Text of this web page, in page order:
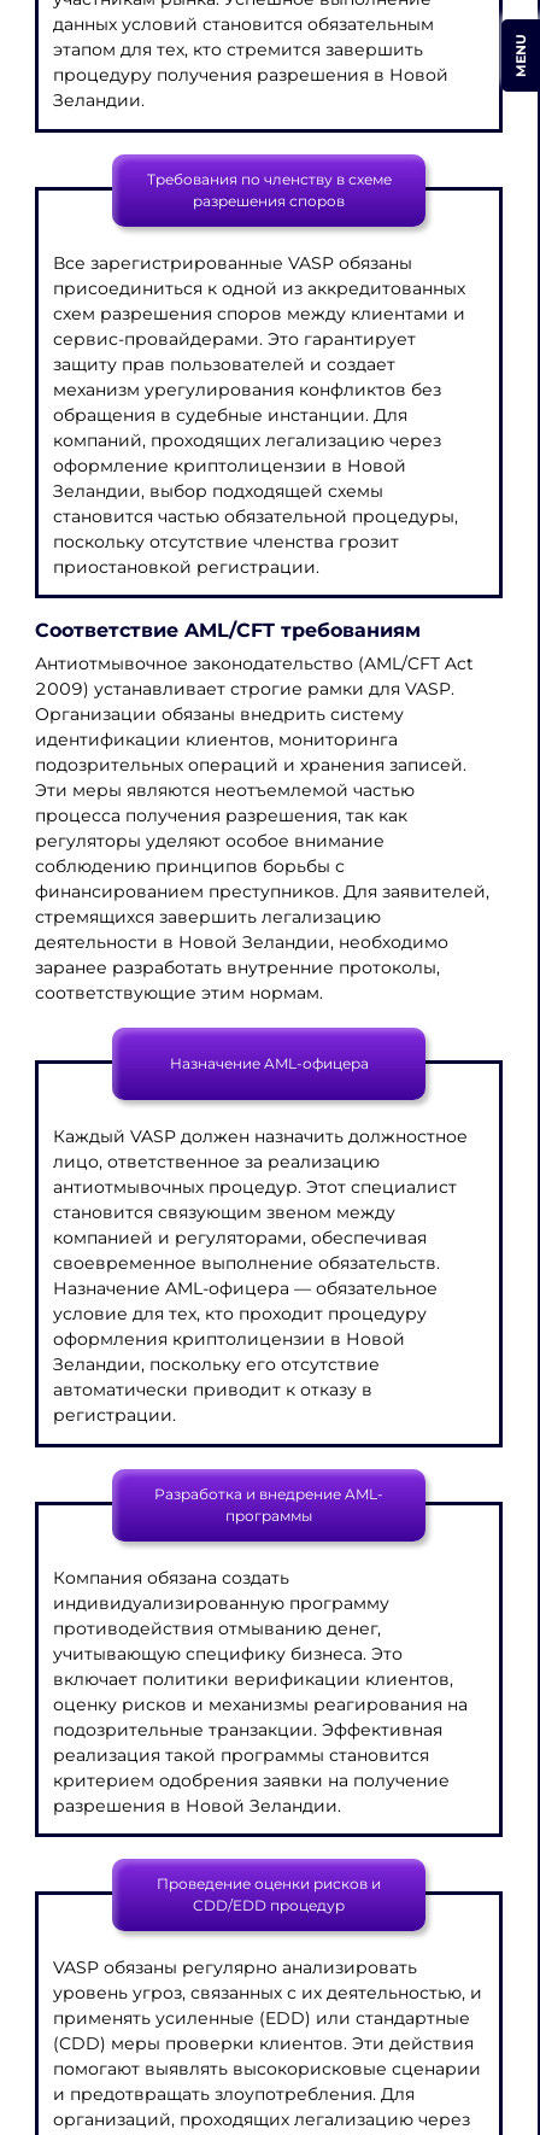
данных условий становится обязательным
этапом для тех, кто стремится завершить
процедуру получения разрешения в Новой
Зеландии.
Требования по членству в схеме
разрешения споров
Все зарегистрированные VASP обязаны
присоединиться к одной из аккредитованных
схем разрешения споров между клиентами и
сервис-провайдерами. Это гарантирует
защиту прав пользователей и создает
механизм урегулирования конфликтов без
обращения в судебные инстанции. Для
компаний, проходящих легализацию через
оформление криптолицензии в Новой
Зеландии, выбор подходящей схемы
становится частью обязательной процедуры,
поскольку отсутствие членства грозит
приостановкой регистрации.
Соответствие AML/CFT требованиям
Антиотмывочное законодательство (AML/CFT Act
2009) устанавливает строгие рамки для VASP.
Организации обязаны внедрить систему
идентификации клиентов, мониторинга
подозрительных операций и хранения записей.
Эти меры являются неотъемлемой частью
процесса получения разрешения, так как
регуляторы уделяют особое внимание
соблюдению принципов борьбы с
финансированием преступников. Для заявителей,
стремящихся завершить легализацию
деятельности в Новой Зеландии, необходимо
заранее разработать внутренние протоколы,
соответствующие этим нормам.
Назначение AML-офицера
Каждый VASP должен назначить должностное
лицо, ответственное за реализацию
антиотмывочных процедур. Этот специалист
становится связующим звеном между
компанией и регуляторами, обеспечивая
своевременное выполнение обязательств.
Назначение AML-офицера — обязательное
условие для тех, кто проходит процедуру
оформления криптолицензии в Новой
Зеландии, поскольку его отсутствие
автоматически приводит к отказу в
регистрации.
Разработка и внедрение AML-
программы
Компания обязана создать
индивидуализированную программу
противодействия отмыванию денег,
учитывающую специфику бизнеса. Это
включает политики верификации клиентов,
оценку рисков и механизмы реагирования на
подозрительные транзакции. Эффективная
реализация такой программы становится
критерием одобрения заявки на получение
разрешения в Новой Зеландии.
Проведение оценки рисков и
CDD/EDD процедур
VASP обязаны регулярно анализировать
уровень угроз, связанных с их деятельностью, и
применять усиленные (EDD) или стандартные
(CDD) меры проверки клиентов. Эти действия
помогают выявлять высокорисковые сценарии
и предотвращать злоупотребления. Для
организаций, проходящих легализацию через
MENU